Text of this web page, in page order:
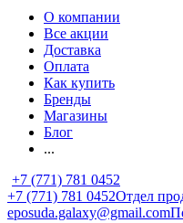
О компании
Все акции
Доставка
Оплата
Как купить
Бренды
Магазины
Блог
...
+7 (771) 781 0452
+7 (771) 781 0452Отдел
eposuda.galaxy@gmail.com